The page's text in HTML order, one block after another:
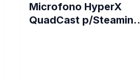
Microfono HyperX
QuadCast p/Steaming